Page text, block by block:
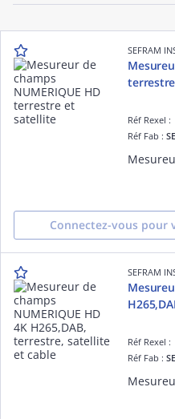
SEFRAM
Réf Rexel :
Réf Fab :
Connectez-vous pour
SEFRAM
Réf Rexel :
Réf Fab :